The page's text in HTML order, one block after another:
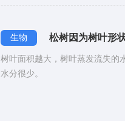
生物 松树因为树叶形
树叶面积越大，树叶蒸发流失的
水分很少。